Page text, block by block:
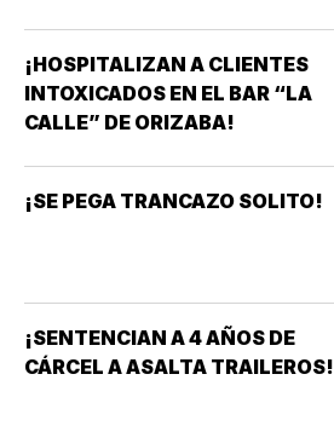
¡HOSPITALIZAN A CLIENTES
INTOXICADOS EN EL BAR “LA
CALLE” DE ORIZABA!
¡SE PEGA TRANCAZO SOLITO!
¡SENTENCIAN A 4 AÑOS DE
CÁRCEL A ASALTA TRAILEROS!